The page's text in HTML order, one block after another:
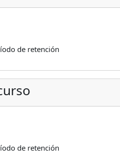
de retención
de retención